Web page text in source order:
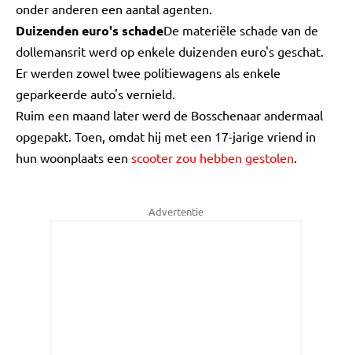
onder anderen een aantal agenten.
Duizenden euro's schadeDe materiële schade van de
dollemansrit werd op enkele duizenden euro's geschat.
Er werden zowel twee politiewagens als enkele
geparkeerde auto's vernield.
Ruim een maand later werd de Bosschenaar andermaal
opgepakt. Toen, omdat hij met een 17-jarige vriend in
hun woonplaats een scooter zou hebben gestolen.
Advertentie